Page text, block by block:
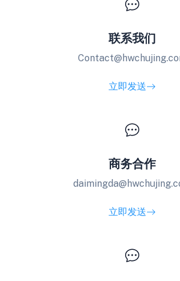
联系我们
立即发送
商务合作
立即发送